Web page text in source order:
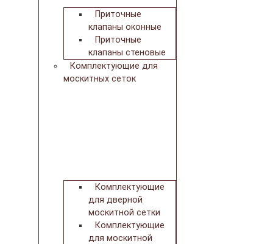
Приточные
клапаны оконные
Приточные
клапаны стеновые
Комплектующие для
москитных сеток
Комплектующие
для дверной
москитной сетки
Комплектующие
для москитной